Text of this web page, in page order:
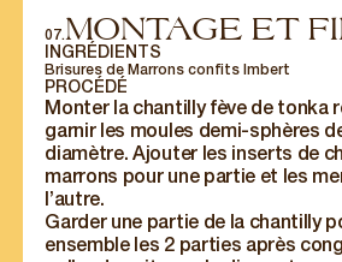
07.MONTAGE ET
INGRÉDIENTS
Brisures de Marrons confits Imbert
PROCÉDÉ
Monter la chantilly fève de tonka
garnir les moules demi-sphères
diamètre. Ajouter les inserts de
marrons pour une partie et les
l’autre.
Garder une partie de la chantilly
ensemble les 2 parties après
POUR LES
Nos offres, nos recettes et
gourmandes directement